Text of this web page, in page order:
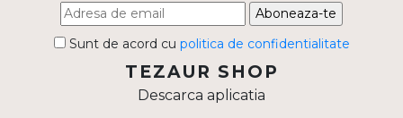
Aboneaza-te
Sunt de acord cu politica de confidentialitate
TEZAUR SHOP
Descarca aplicatia